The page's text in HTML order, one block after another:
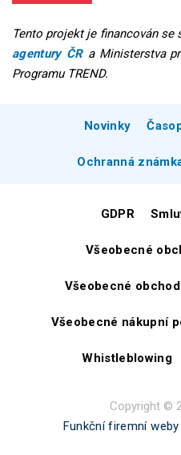
Tento projekt je financován se
agentury ČR a Ministerstva
Programu TREND.
Novinky
Ochranná
GDPR
Všeobecné
Všeobecné
Všeobecné nákupní
Whistleblowing
Copyright ©
Funkční firemní